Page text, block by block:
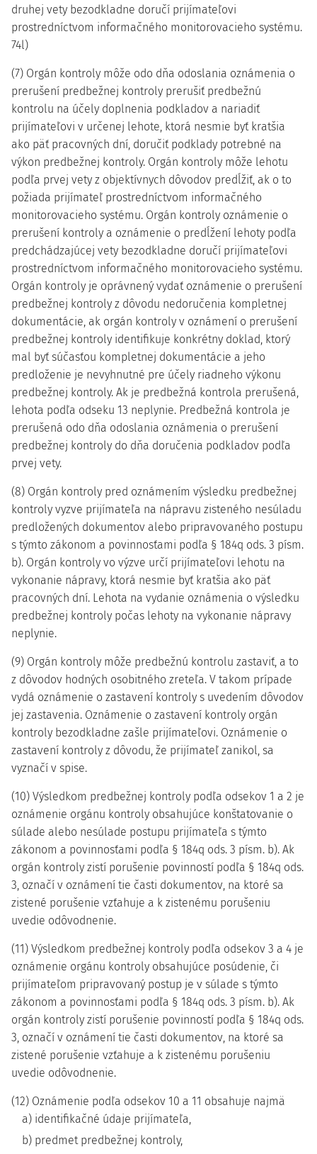
druhej vety bezodkladne doručí prijímateľovi
prostredníctvom informačného monitorovacieho systému.
74l)
(7) Orgán kontroly môže odo dňa odoslania oznámenia o
prerušení predbežnej kontroly prerušiť predbežnú
kontrolu na účely doplnenia podkladov a nariadiť
prijímateľovi v určenej lehote, ktorá nesmie byť kratšia
ako päť pracovných dní, doručiť podklady potrebné na
výkon predbežnej kontroly. Orgán kontroly môže lehotu
podľa prvej vety z objektívnych dôvodov predĺžiť, ak o to
požiada prijímateľ prostredníctvom informačného
monitorovacieho systému. Orgán kontroly oznámenie o
prerušení kontroly a oznámenie o predĺžení lehoty podľa
predchádzajúcej vety bezodkladne doručí prijímateľovi
prostredníctvom informačného monitorovacieho systému.
Orgán kontroly je oprávnený vydať oznámenie o prerušení
predbežnej kontroly z dôvodu nedoručenia kompletnej
dokumentácie, ak orgán kontroly v oznámení o prerušení
predbežnej kontroly identifikuje konkrétny doklad, ktorý
mal byť súčasťou kompletnej dokumentácie a jeho
predloženie je nevyhnutné pre účely riadneho výkonu
predbežnej kontroly. Ak je predbežná kontrola prerušená,
lehota podľa odseku 13 neplynie. Predbežná kontrola je
prerušená odo dňa odoslania oznámenia o prerušení
predbežnej kontroly do dňa doručenia podkladov podľa
prvej vety.
(8) Orgán kontroly pred oznámením výsledku predbežnej
kontroly vyzve prijímateľa na nápravu zisteného nesúladu
predložených dokumentov alebo pripravovaného postupu
s týmto zákonom a povinnosťami podľa § 184q ods. 3 písm.
b). Orgán kontroly vo výzve určí prijímateľovi lehotu na
vykonanie nápravy, ktorá nesmie byť kratšia ako päť
pracovných dní. Lehota na vydanie oznámenia o výsledku
predbežnej kontroly počas lehoty na vykonanie nápravy
neplynie.
(9) Orgán kontroly môže predbežnú kontrolu zastaviť, a to
z dôvodov hodných osobitného zreteľa. V takom prípade
vydá oznámenie o zastavení kontroly s uvedením dôvodov
jej zastavenia. Oznámenie o zastavení kontroly orgán
kontroly bezodkladne zašle prijímateľovi. Oznámenie o
zastavení kontroly z dôvodu, že prijímateľ zanikol, sa
vyznačí v spise.
(10) Výsledkom predbežnej kontroly podľa odsekov 1 a 2 je
oznámenie orgánu kontroly obsahujúce konštatovanie o
súlade alebo nesúlade postupu prijímateľa s týmto
zákonom a povinnosťami podľa § 184q ods. 3 písm. b). Ak
orgán kontroly zistí porušenie povinností podľa § 184q ods.
3, označí v oznámení tie časti dokumentov, na ktoré sa
zistené porušenie vzťahuje a k zistenému porušeniu
uvedie odôvodnenie.
(11) Výsledkom predbežnej kontroly podľa odsekov 3 a 4 je
oznámenie orgánu kontroly obsahujúce posúdenie, či
prijímateľom pripravovaný postup je v súlade s týmto
zákonom a povinnosťami podľa § 184q ods. 3 písm. b). Ak
orgán kontroly zistí porušenie povinností podľa § 184q ods.
3, označí v oznámení tie časti dokumentov, na ktoré sa
zistené porušenie vzťahuje a k zistenému porušeniu
uvedie odôvodnenie.
(12) Oznámenie podľa odsekov 10 a 11 obsahuje najmä
a) identifikačné údaje prijímateľa,
b) predmet predbežnej kontroly,